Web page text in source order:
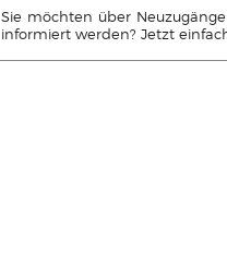
Sie möchten über
informiert werden? Jetzt